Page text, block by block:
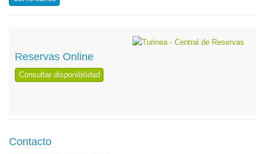
Reservas Online
Consultar disponibilidad
Contacto